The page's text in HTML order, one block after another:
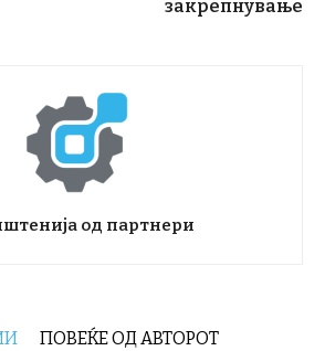
закрепнување
од партнери
ПОВЕЌЕ ОД АВТОРОТ